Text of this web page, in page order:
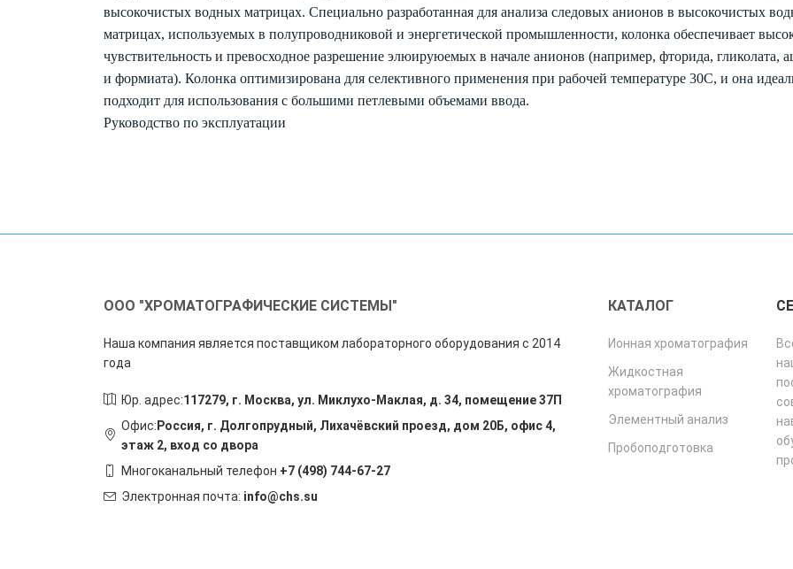
высокочистых водных матрицах. Специально разработанная для анализа следовых анионов в высокочистых
матрицах, используемых в полупроводниковой и энергетической промышленности, колонка обеспечивает
чувствительность и превосходное разрешение элюируюемых в начале анионов (например, фторида, гликолата,
и формиата). Колонка оптимизирована для селективного применения при рабочей температуре 30С, и она
подходит для использования с большими петлевыми объемами ввода.
Руководство по эксплуатации
ООО "ХРОМАТОГРАФИЧЕСКИЕ СИСТЕМЫ"
Наша компания является поставщиком лабораторного оборудования с 2014
года
Юр. адрес:117279, г. Москва, ул. Миклухо-Маклая, д. 34, помещение 37П
Офис: Россия, г. Долгопрудный, Лихачёвский проезд, дом 20Б, офис 4,
этаж 2, вход со двора
Многоканальный телефон +7 (498) 744-67-27
Электронная почта: info@chs.su
КАТАЛОГ
Ионная хроматография
Жидкостная
хроматография
Элементный анализ
Пробоподготовка